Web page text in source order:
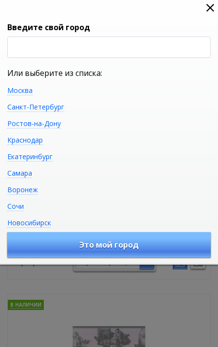
0
Керамическая плитка
Сортировать по:
В НАЛИЧИИ
Введите свой город
Или выберите из списка:
Москва
Санкт-Петербург
Ростов-на-Дону
Краснодар
Екатеринбург
Самара
Воронеж
Сочи
Новосибирск
Это мой город